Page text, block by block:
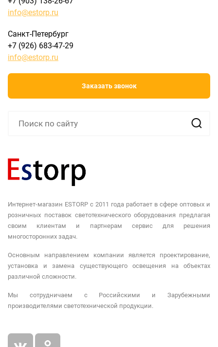
Интернет-магазин ESTORP с 2011 года работает в сфере оптовых и
розничных поставок светотехнического оборудования предлагая
своим клиентам и партнерам сервис для решения
многосторонних задач.
Основным направлением компании является проектирование,
установка и замена существующего освещения на объектах
различной сложности.
Мы сотрудничаем с Российскими и Зарубежными
производителями светотехнической продукции.
info@estorp.ru
Санкт-Петербург
+7 (926) 683-47-29
info@estorp.ru
Заказать звонок